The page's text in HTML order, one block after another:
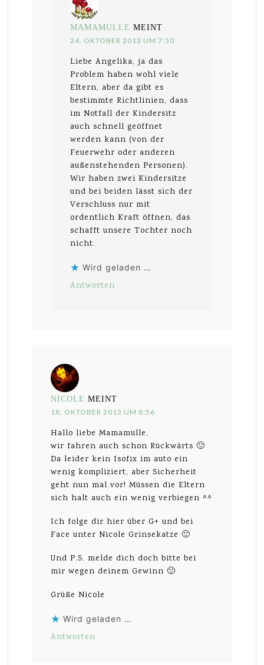
MAMAMULLE MEINT
24. OKTOBER 2013 UM 7:50
Liebe Angelika, ja das
Problem haben wohl viele
Eltern, aber da gibt es
bestimmte Richtlinien, dass
im Notfall der Kindersitz
auch schnell geöffnet
werden kann (von der
Feuerwehr oder anderen
außenstehenden Personen).
Wir haben zwei Kindersitze
und bei beiden lässt sich der
Verschluss nur mit
ordentlich Kraft öffnen, das
schafft unsere Tochter noch
nicht.
Wird geladen …
Antworten
NICOLE MEINT
18. OKTOBER 2013 UM 8:56
Hallo liebe Mamamulle,
wir fahren auch schon Rückwärts 🙂
Da leider kein Isofix im auto ein
wenig kompliziert, aber Sicherheit
geht nun mal vor! Müssen die Eltern
sich halt auch ein wenig verbiegen ^^
Ich folge dir hier über G+ und bei
Face unter Nicole Grinsekatze 🙂
Und P.S. melde dich doch bitte bei
mir wegen deinem Gewinn 🙂
Grüße Nicole
Wird geladen …
Antworten